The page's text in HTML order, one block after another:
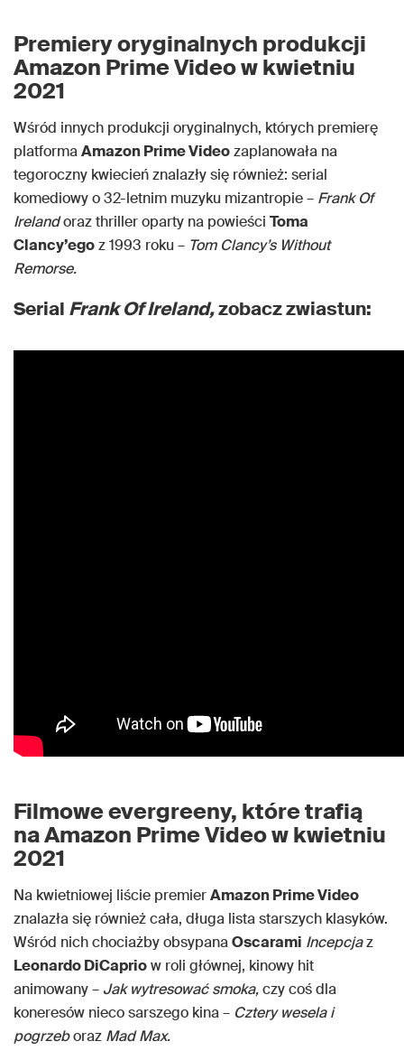
Premiery oryginalnych produkcji
Amazon Prime Video w kwietniu
2021
Wśród innych produkcji oryginalnych, których premierę
platformaAmazon Prime Videozaplanowała na
tegoroczny kwiecień znalazły się również: serial
komediowy o 32-letnim muzyku mizantropie – Frank Of
Irelandoraz thriller oparty na powieści Toma
Clancy’egoz 1993 roku – Tom Clancy’s Without
Remorse.
Serial Frank Of Ireland,zobacz zwiastun:
Filmowe evergreeny, które trafią
na Amazon Prime Video w kwietniu
2021
Na kwietniowej liście premierAmazon Prime Video
znalazła się również cała, długa lista starszych klasyków.
Wśród nich chociażby obsypanaOscarami Incepcjaz
Leonardo DiCapriow roli głównej, kinowy hit
animowany – Jak wytresować smoka,czy coś dla
koneresów nieco sarszego kina – Cztery wesela i
pogrzeboraz Mad Max.